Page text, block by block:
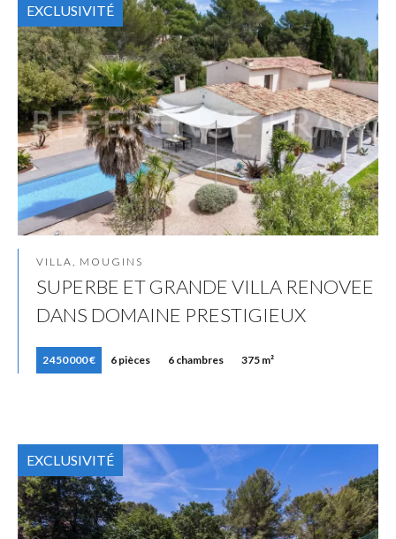
VILLA, MOUGINS
SUPERBE ET GRANDE VILLA RENOVEE
DANS DOMAINE PRESTIGIEUX
2 450 000 € 6 pièces 6 chambres 375 m²
EXCLUSIVITÉ
EXCLUSIVITÉ